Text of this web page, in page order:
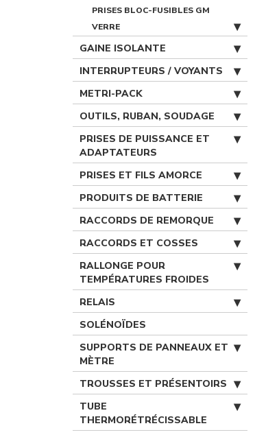
PRISES BLOC-FUSIBLES GM
VERRE
GAINE ISOLANTE
INTERRUPTEURS / VOYANTS
METRI-PACK
OUTILS, RUBAN, SOUDAGE
PRISES DE PUISSANCE ET
ADAPTATEURS
PRISES ET FILS AMORCE
PRODUITS DE BATTERIE
RACCORDS DE REMORQUE
RACCORDS ET COSSES
RALLONGE POUR
TEMPÉRATURES FROIDES
RELAIS
SOLÉNOÏDES
SUPPORTS DE PANNEAUX ET
MÈTRE
TROUSSES ET PRÉSENTOIRS
TUBE
THERMORÉTRÉCISSABLE